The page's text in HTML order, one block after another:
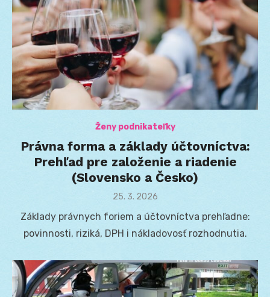
Ženy podnikateľky
Právna forma a základy účtovníctva:
Prehľad pre založenie a riadenie
(Slovensko a Česko)
Posted
25. 3. 2026
Základy právnych foriem a účtovníctva prehľadne:
povinnosti, riziká, DPH i nákladovosť rozhodnutia.